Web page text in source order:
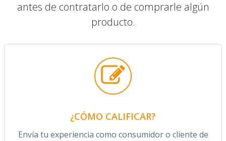
antes de contratarlo o de comprarle algún
producto.
¿CÓMO CALIFICAR?
Envía tu experiencia como consumidor o cliente de